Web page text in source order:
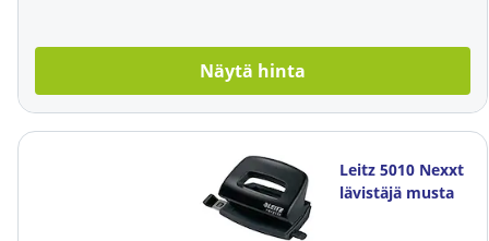
Näytä hinta
Leitz 5010 Nexxt
lävistäjä musta